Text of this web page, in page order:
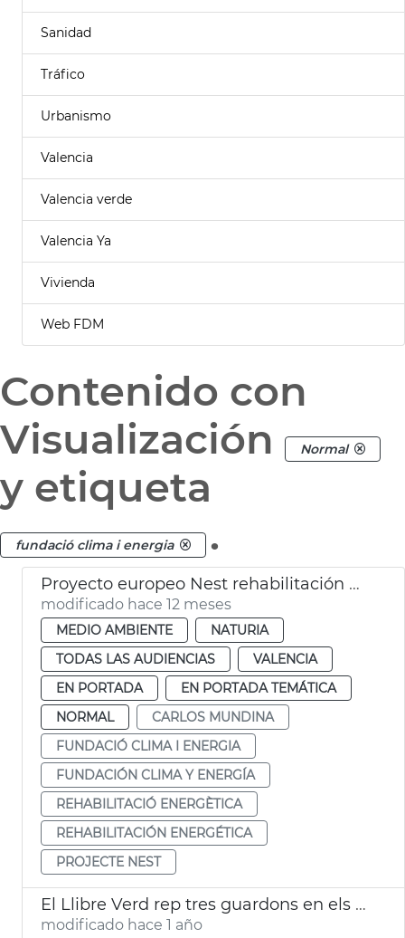
Sanidad
Tráfico
Urbanismo
Valencia
Valencia verde
Valencia Ya
Vivienda
Web FDM
Contenido con
Visualización
Normal
y etiqueta
fundació clima i energia .
Proyecto europeo Nest rehabilitación energética viviendas
modificado hace 12 meses
MEDIO AMBIENTE
NATURIA
TODAS LAS AUDIENCIAS
VALENCIA
EN PORTADA
EN PORTADA TEMÁTICA
NORMAL
CARLOS MUNDINA
FUNDACIÓ CLIMA I ENERGIA
FUNDACIÓN CLIMA Y ENERGÍA
REHABILITACIÓ ENERGÈTICA
REHABILITACIÓN ENERGÉTICA
PROJECTE NEST
El Llibre Verd rep tres guardons en els Premis LAUS 2025
modificado hace 1 año